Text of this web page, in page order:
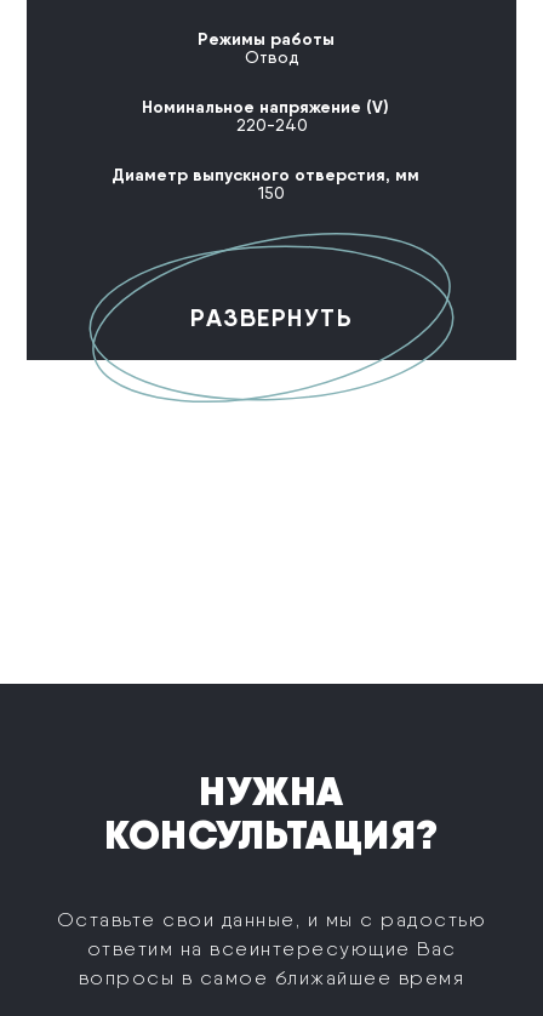
Режимы работы
Отвод
Номинальное напряжение (V)
220-240
Диаметр выпускного отверстия, мм
150
РАЗВЕРНУТЬ
НУЖНА
КОНСУЛЬТАЦИЯ?
Оставьте свои данные, и мы с радостью
ответим на все интересующие Вас
вопросы в самое ближайшее время